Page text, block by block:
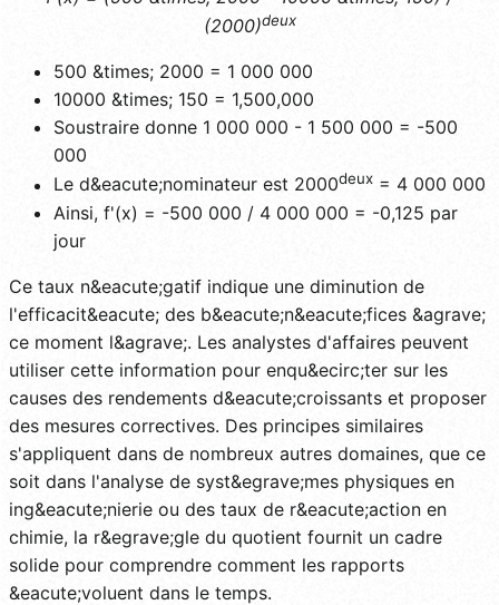
(2000)deux
500 &times; 2000 = 1 000 000
10000 &times; 150 = 1,500,000
Soustraire donne 1 000 000 - 1 500 000 = -500
000
Le d&eacute;nominateur est 2000deux = 4 000 000
Ainsi, f'(x) = -500 000 / 4 000 000 = -0,125 par
jour
Ce taux n&eacute;gatif indique une diminution de
l'efficacit&eacute; des b&eacute;n&eacute;fices &agrave;
ce moment l&agrave;. Les analystes d'affaires peuvent
utiliser cette information pour enqu&ecirc;ter sur les
causes des rendements d&eacute;croissants et proposer
des mesures correctives. Des principes similaires
s'appliquent dans de nombreux autres domaines, que ce
soit dans l'analyse de syst&egrave;mes physiques en
ing&eacute;nierie ou des taux de r&eacute;action en
chimie, la r&egrave;gle du quotient fournit un cadre
solide pour comprendre comment les rapports
&eacute;voluent dans le temps.